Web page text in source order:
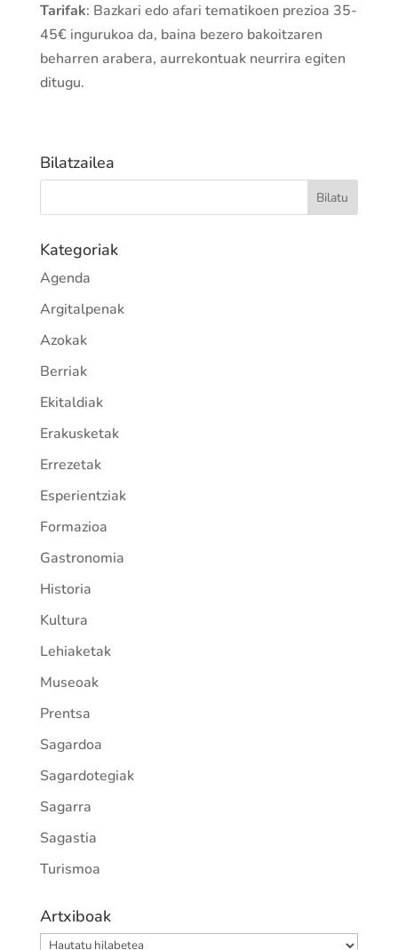
Tarifak: Bazkari edo afari tematikoen prezioa 35-
45€ ingurukoa da, baina bezero bakoitzaren
beharren arabera, aurrekontuak neurrira egiten
ditugu.
Bilatzailea
Kategoriak
Agenda
Argitalpenak
Azokak
Berriak
Ekitaldiak
Erakusketak
Errezetak
Esperientziak
Formazioa
Gastronomia
Historia
Kultura
Lehiaketak
Museoak
Prentsa
Sagardoa
Sagardotegiak
Sagarra
Sagastia
Turismoa
Artxiboak
Artxiboak